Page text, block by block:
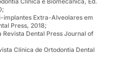
implantes Extra-Alveolares em
Press, 2018;
Revista Dental Press Journal of
Clínica de Ortodontia Dental